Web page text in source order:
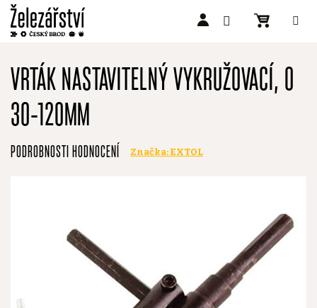
obsah
VRTÁK NASTAVITELNÝ VYKRUŽOVACÍ, O
30-120MM
Průměrné
hodnocení
PODROBNOSTI HODNOCENÍ Značka: EXTOL